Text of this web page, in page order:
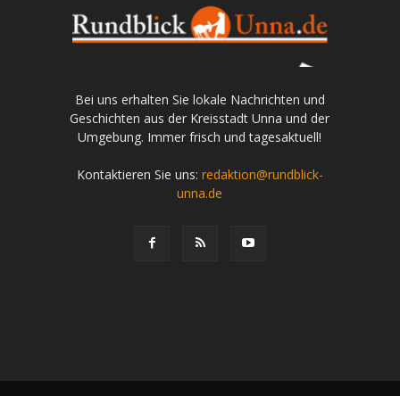
Bei uns erhalten Sie lokale Nachrichten und
Geschichten aus der Kreisstadt Unna und der
Umgebung. Immer frisch und tagesaktuell!
Kontaktieren Sie uns: redaktion@rundblick-
unna.de